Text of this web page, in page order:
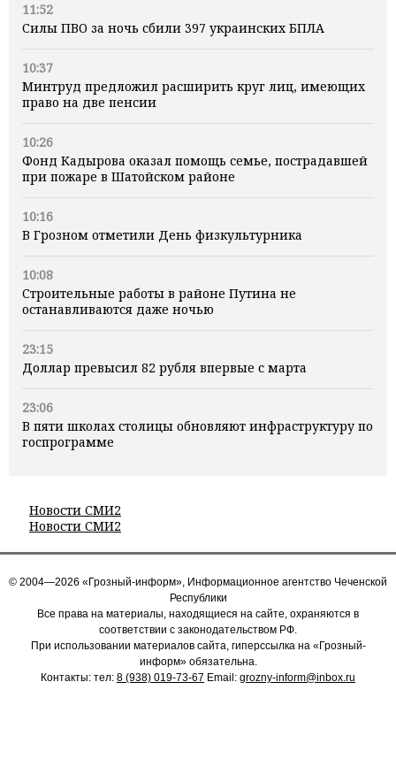
11:52
Силы ПВО за ночь сбили 397 украинских БПЛА
10:37
Минтруд предложил расширить круг лиц, имеющих
право на две пенсии
10:26
Фонд Кадырова оказал помощь семье, пострадавшей
при пожаре в Шатойском районе
10:16
В Грозном отметили День физкультурника
10:08
Строительные работы в районе Путина не
останавливаются даже ночью
23:15
Доллар превысил 82 рубля впервые с марта
23:06
В пяти школах столицы обновляют инфраструктуру по
госпрограмме
Новости СМИ2
Новости СМИ2
© 2004—2026 «Грозный-информ», Информационное агентство Чеченской
Республики
Все права на материалы, находящиеся на сайте, охраняются в
соответствии с законодательством РФ.
При использовании материалов сайта, гиперссылка на «Грозный-
информ» обязательна.
Контакты: тел: 8 (938) 019-73-67 Email: grozny-inform@inbox.ru